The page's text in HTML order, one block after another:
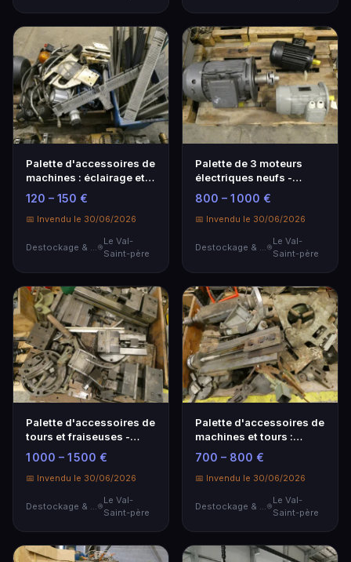
Palette d'accessoires de
machines : éclairage et
divers.
120 – 150 €
📅 Invendu le 30/06/2026
Le Val-
Saint-père
Palette de 3 moteurs
électriques neufs -
Performance et fiabilité
800 – 1 000 €
📅 Invendu le 30/06/2026
Le Val-
Saint-père
Palette d'accessoires de
tours et fraiseuses -
Équipements de qualité
1 000 – 1 500 €
📅 Invendu le 30/06/2026
Destockage & Invendus
Le Val-
Saint-père
Palette d'accessoires de
machines et tours :
lunettes, 3 man
700 – 800 €
📅 Invendu le 30/06/2026
Destockage & Invendus
Le Val-
Saint-père